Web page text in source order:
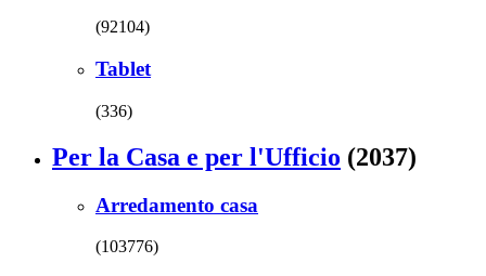
(92104)
Tablet
(336)
Per la Casa e per l'Ufficio (2037)
Arredamento casa
(103776)